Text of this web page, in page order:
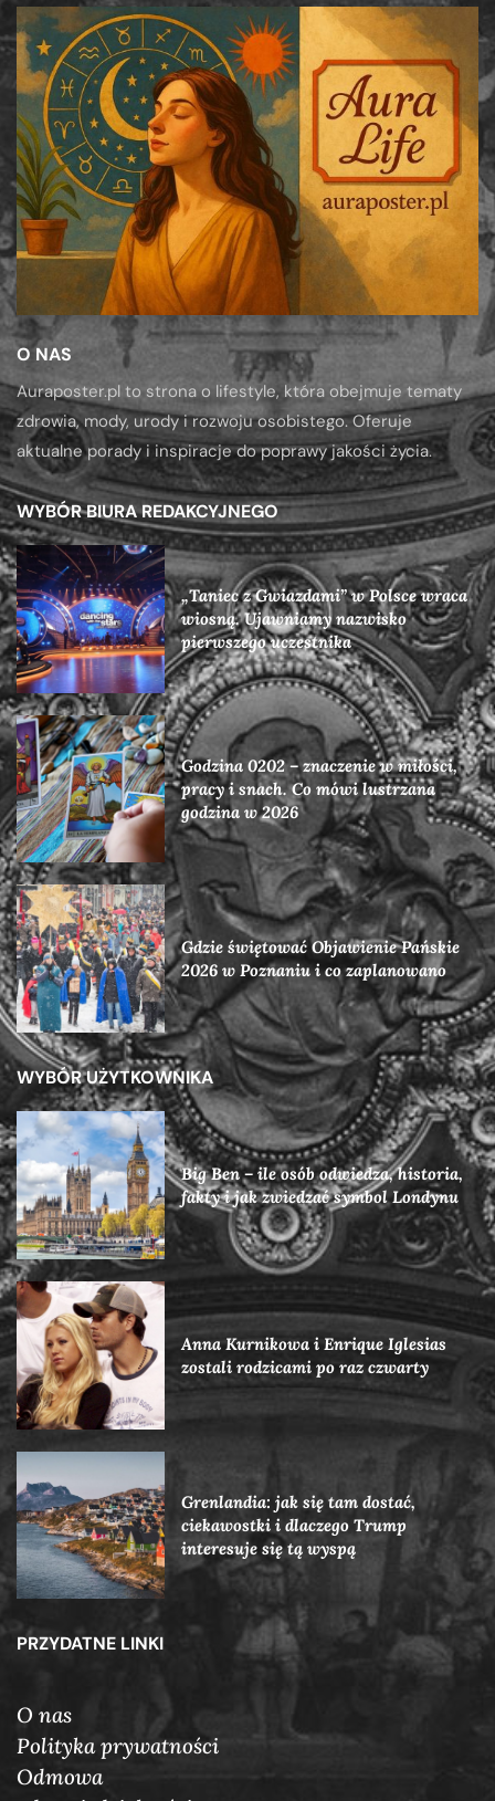
O NAS
Auraposter.pl to strona o lifestyle, która obejmuje tematy
zdrowia, mody, urody i rozwoju osobistego. Oferuje
aktualne porady i inspiracje do poprawy jakości życia.
WYBÓR BIURA REDAKCYJNEGO
„Taniec z Gwiazdami” w Polsce wraca
wiosną. Ujawniamy nazwisko
pierwszego uczestnika
Godzina 0202 – znaczenie w miłości,
pracy i snach. Co mówi lustrzana
godzina w 2026
Gdzie świętować Objawienie Pańskie
2026 w Poznaniu i co zaplanowano
WYBÓR UŻYTKOWNIKA
Big Ben – ile osób odwiedza, historia,
fakty i jak zwiedzać symbol Londynu
Anna Kurnikowa i Enrique Iglesias
zostali rodzicami po raz czwarty
Grenlandia: jak się tam dostać,
ciekawostki i dlaczego Trump
interesuje się tą wyspą
PRZYDATNE LINKI
O nas
Polityka prywatności
Odmowa